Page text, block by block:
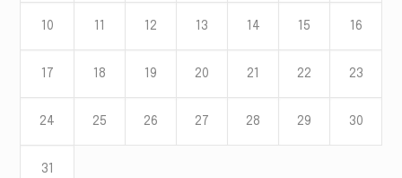
10 12 13 14 15 16
17 18 19 20 21 22 23
24 25 26 27 28 29 30
31